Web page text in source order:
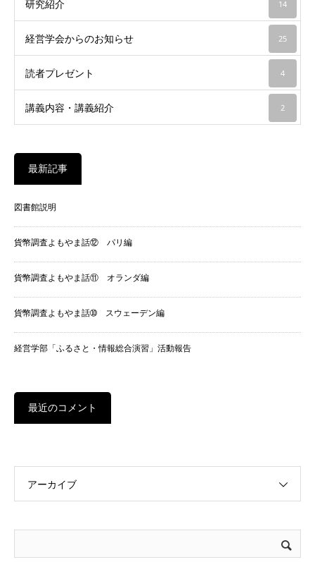
研究紹介 14
経営学会からのお知らせ 25
読者プレゼント 4
講義内容・講義紹介 2
最新記事
図書館説明
貨幣調査よもやま話⑫ パリ編
貨幣調査よもやま話⑪ オランダ編
貨幣調査よもやま話➉ スウェーデン編
経営学部「ふるさと・情報総合演習」活動報告
最近のコメント
アーカイブ